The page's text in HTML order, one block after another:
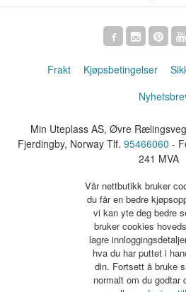
Frakt Kjøpsbetingelser
Min Uteplass AS, Øvre
Fjerdingby, Norway Tlf. 95466060 -
241 MVA
Vår nettbutikk bruker
du får en bedre
vi kan yte deg bedre
bruker cookies
lagre
hva du har puttet i
din. Fortsett å bruke
normalt om du godtar